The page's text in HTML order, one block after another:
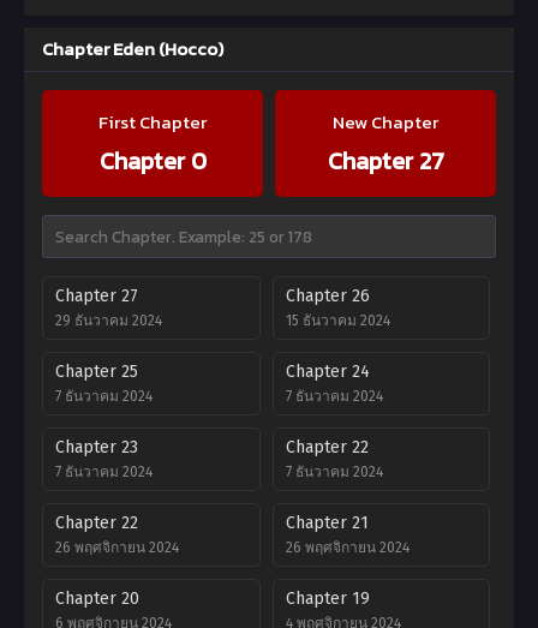
Chapter Eden (Hocco)
First Chapter
Chapter 0
New Chapter
Chapter 27
Chapter 27
29 ธันวาคม 2024
Chapter 26
15 ธันวาคม 2024
Chapter 25
7 ธันวาคม 2024
Chapter 24
7 ธันวาคม 2024
Chapter 23
7 ธันวาคม 2024
Chapter 22
7 ธันวาคม 2024
Chapter 22
26 พฤศจิกายน 2024
Chapter 21
26 พฤศจิกายน 2024
Chapter 20
6 พฤศจิกายน 2024
Chapter 19
4 พฤศจิกายน 2024